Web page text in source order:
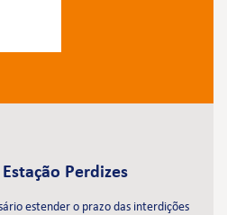
Perdizes
estender o prazo das interdições